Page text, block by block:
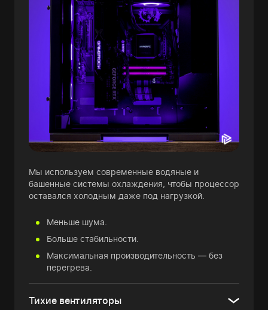
Мы используем современные водяные и
башенные системы охлаждения, чтобы процессор
оставался холодным даже под нагрузкой.
Меньше шума.
Больше стабильности.
Максимальная производительность — без
перегрева.
Тихие вентиляторы